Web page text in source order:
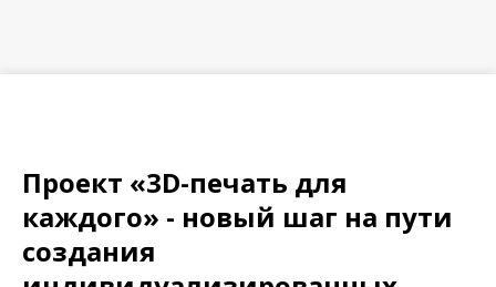
Проект «3D-печать для
каждого» - новый шаг на пути
создания